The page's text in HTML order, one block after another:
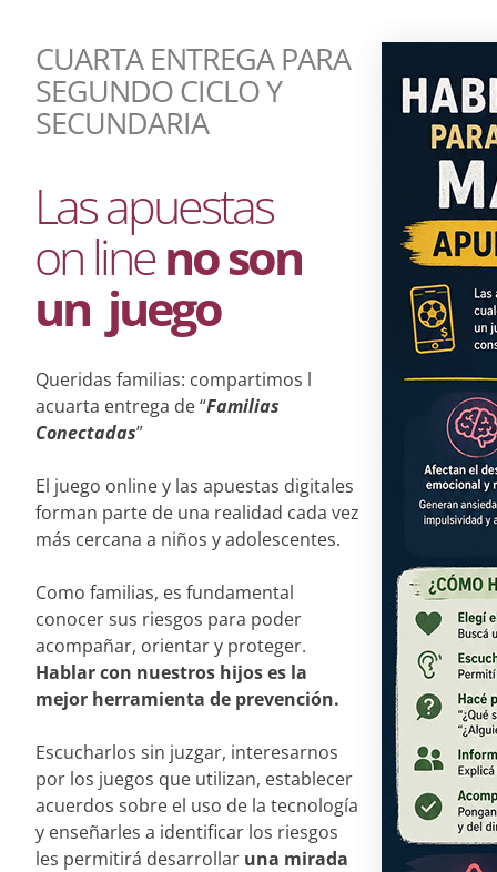
CUARTA ENTREGA PARA
SEGUNDO CICLO Y
SECUNDARIA
Las apuestas
on lineno son
un juego
Queridas familias: compartimos l
acuarta entrega de “Familias
Conectadas”
El juego online y las apuestas digitales
forman parte de una realidad cada vez
más cercana a niños y adolescentes.
Como familias, es fundamental
conocer sus riesgos para poder
acompañar, orientar y proteger.
Hablar con nuestros hijos es la
mejor herramienta de prevención.
Escucharlos sin juzgar, interesarnos
por los juegos que utilizan, establecer
acuerdos sobre el uso de la tecnología
y enseñarles a identificar los riesgos
les permitirá desarrollar una mirada